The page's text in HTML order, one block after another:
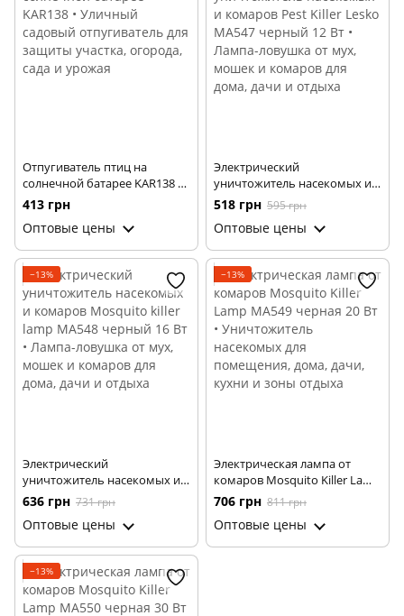
Отпугиватель птиц на
солнечной батарее KAR138 •
Уличный садовый
отпугиватель для защиты
участка, огорода, сада и
урожая
413 грн
Оптовые цены
Электрический
уничтожитель насекомых и
комаров Pest Killer Lesko
MA547 черный 12 Вт • Лампа-
ловушка от мух, мошек и
комаров для дома, дачи и
отдыха
518 грн 595 грн
Оптовые цены
−13%
Электрический
уничтожитель насекомых и
комаров Mosquito killer lamp
MA548 черный 16 Вт • Лампа-
ловушка от мух, мошек и
комаров для дома, дачи и
отдыха
636 грн 731 грн
Оптовые цены
−13%
Электрическая лампа от
комаров Mosquito Killer Lamp
MA549 черная 20 Вт •
Уничтожитель насекомых
для помещения, дома, дачи,
кухни и зоны отдыха
706 грн 811 грн
Оптовые цены
−13%